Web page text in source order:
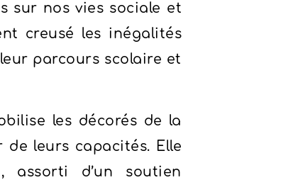
sur nos vies sociale et
creusé les inégalités
parcours scolaire et
les décorés de la
leurs capacités. Elle
assorti d’un soutien